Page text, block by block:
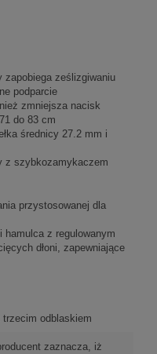
zapobiega ześlizgiwaniu
podparcie
zmniejsza nacisk
do 83 cm
średnicy 27.2 mm i
z szybkozamykaczem
przystosowanej dla
hamulca z regulowanym
dłoni, zapewniające
trzecim odblaskiem
zaznacza, iż